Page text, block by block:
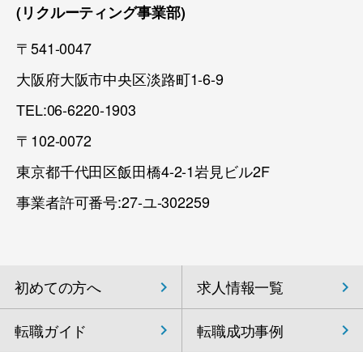
(リクルーティング事業部)
〒541-0047
大阪府大阪市中央区淡路町1-6-9
TEL:06-6220-1903
〒102-0072
東京都千代田区飯田橋4-2-1岩見ビル2F
事業者許可番号:27-ユ-302259
初めての方へ 求人情報一覧
転職ガイド 転職成功事例